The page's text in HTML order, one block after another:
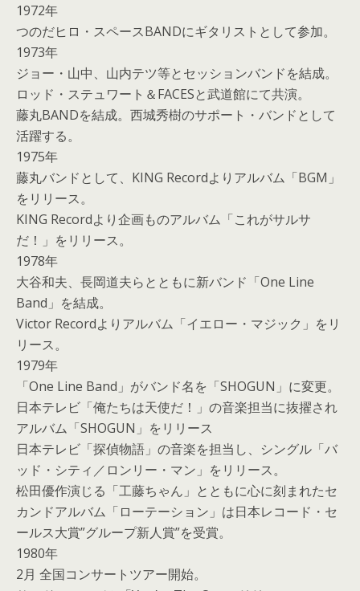
1972年
つのだヒロ・スペースBANDにギタリストとして参加。
1973年
ジョー・山中、山内テツ等とセッションバンドを結成。
ロッド・ステュワート＆FACESと武道館にて共演。
藤丸BANDを結成。西城秀樹のサポート・バンドとして
活躍する。
1975年
藤丸バンドとして、KING Recordよりアルバム「BGM」
をリリース。
KING Recordより企画ものアルバム「これがサルサ
だ！」をリリース。
1978年
大谷和夫、長岡道夫らとともに新バンド「One Line
Band」を結成。
Victor Recordよりアルバム「イエロー・マジック」をリ
リース。
1979年
「One Line Band」がバンド名を「SHOGUN」に変更。
日本テレビ「俺たちは天使だ！」の音楽担当に抜擢され
アルバム「SHOGUN」をリリース
日本テレビ「探偵物語」の音楽を担当し、シングル「バ
ッド・シティ／ロンリー・マン」をリリース。
松田優作演じる「工藤ちゃん」とともに心に刻まれたセ
カンドアルバム「ローテーション」は日本レコード・セ
ールス大賞”グループ新人賞”を受賞。
1980年
2月 全国コンサートツアー開始。